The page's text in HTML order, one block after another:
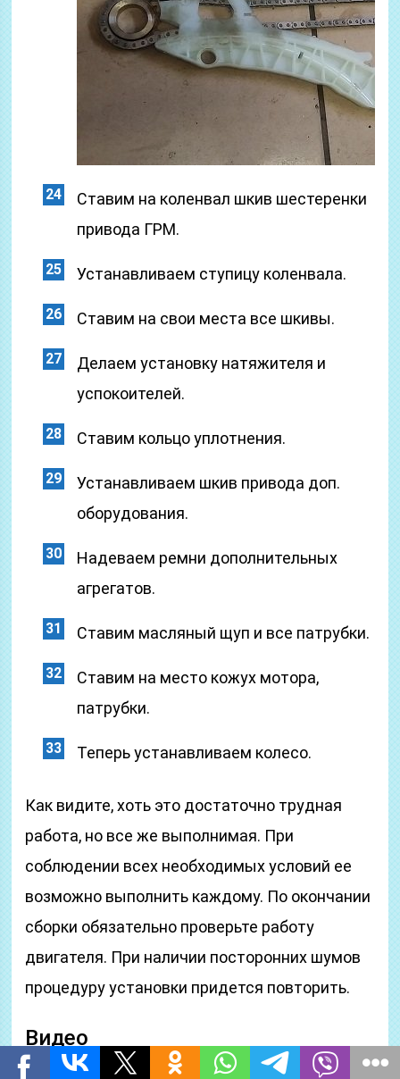
Ставим на коленвал шкив шестеренки
привода ГРМ.
Устанавливаем ступицу коленвала.
Ставим на свои места все шкивы.
Делаем установку натяжителя и
успокоителей.
Ставим кольцо уплотнения.
Устанавливаем шкив привода доп.
оборудования.
Надеваем ремни дополнительных
агрегатов.
Ставим масляный щуп и все патрубки.
Ставим на место кожух мотора,
патрубки.
Теперь устанавливаем колесо.
Как видите, хоть это достаточно трудная
работа, но все же выполнимая. При
соблюдении всех необходимых условий ее
возможно выполнить каждому. По окончании
сборки обязательно проверьте работу
двигателя. При наличии посторонних шумов
процедуру установки придется повторить.
Видео